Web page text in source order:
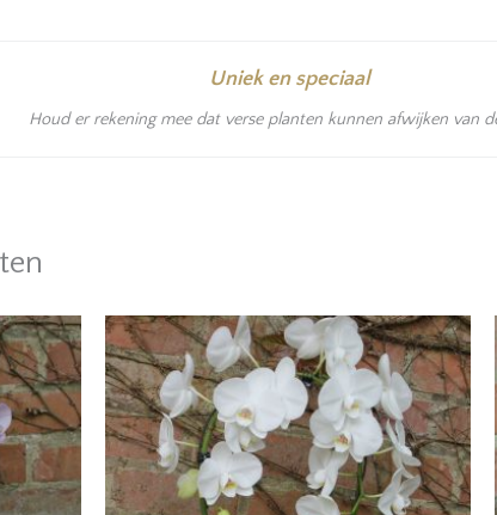
Uniek en speciaal
Houd er rekening mee dat verse planten kunnen afwijken van